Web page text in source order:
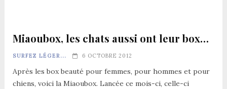
Miaoubox, les chats aussi ont leur box…
SURFEZ LÉGER... 6 OCTOBRE 2012
Après les box beauté pour femmes, pour hommes et pour
chiens, voici la Miaoubox. Lancée ce mois-ci, celle-ci